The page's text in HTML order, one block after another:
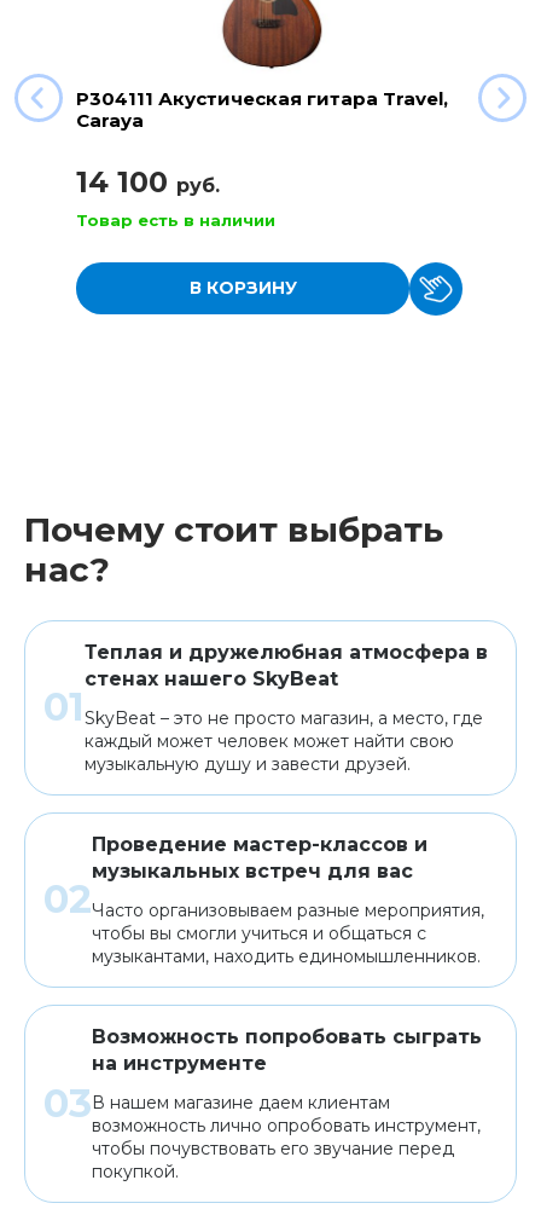
P304111 Акустическая гитара Travel,
Caraya
14 100 руб.
Товар есть в наличии
В КОРЗИНУ
Почему стоит выбрать
нас?
Теплая и дружелюбная атмосфера в
стенах нашего SkyBeat
SkyBeat – это не просто магазин, а место, где
каждый может человек может найти свою
музыкальную душу и завести друзей.
Проведение мастер-классов и
музыкальных встреч для вас
Часто организовываем разные мероприятия,
чтобы вы смогли учиться и общаться с
музыкантами, находить единомышленников.
Возможность попробовать сыграть
на инструменте
В нашем магазине даем клиентам
возможность лично опробовать инструмент,
чтобы почувствовать его звучание перед
покупкой.